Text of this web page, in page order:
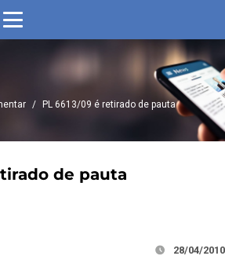
/ PL 6613/09 é retirado de pauta
de pauta
28/04/2010